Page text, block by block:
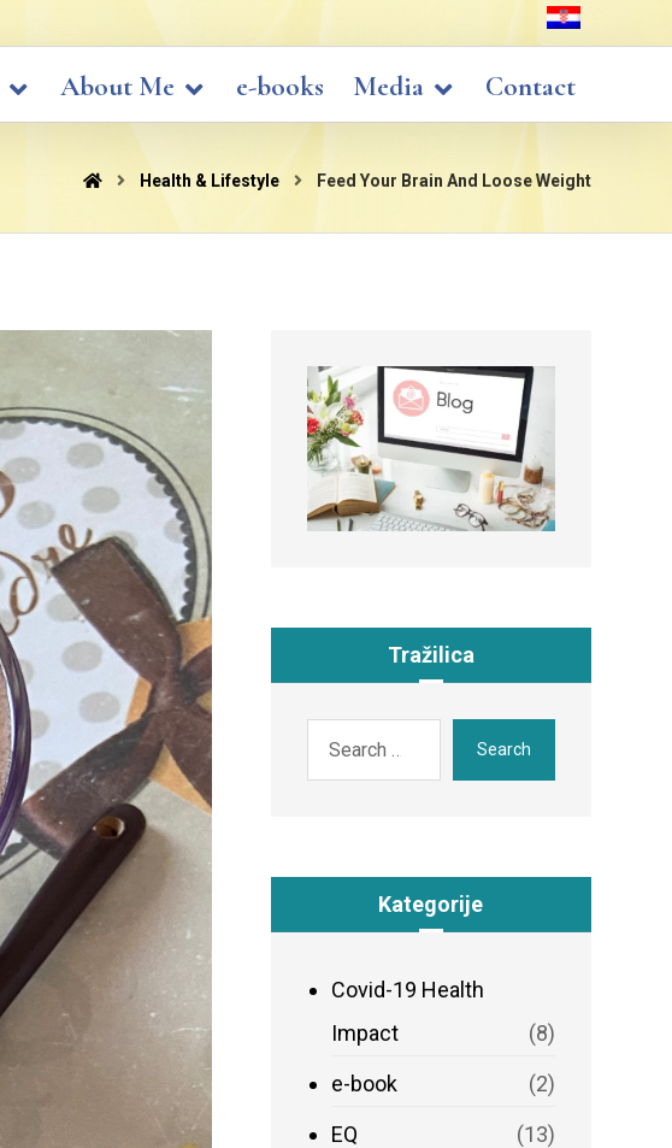
About Me e-books Media Contact
Health & Lifestyle Feed Your Brain And Loose Weight
Tražilica
Search
Kategorije
Covid-19 Health
Impact
(8)
e-book
(2)
EQ
(13)